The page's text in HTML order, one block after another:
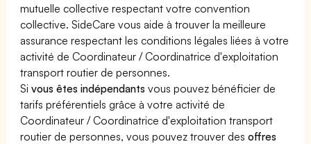
mutuelle collective respectant votre convention
collective. SideCare vous aide à trouver la meilleure
assurance respectant les conditions légales liées à votre
activité de Coordinateur / Coordinatrice d'exploitation
transport routier de personnes.
Sivous êtes indépendants vous pouvez bénéficier de
tarifs préférentiels grâce à votre activité de
Coordinateur / Coordinatrice d'exploitation transport
routier de personnes, vous pouvez trouver desoffres